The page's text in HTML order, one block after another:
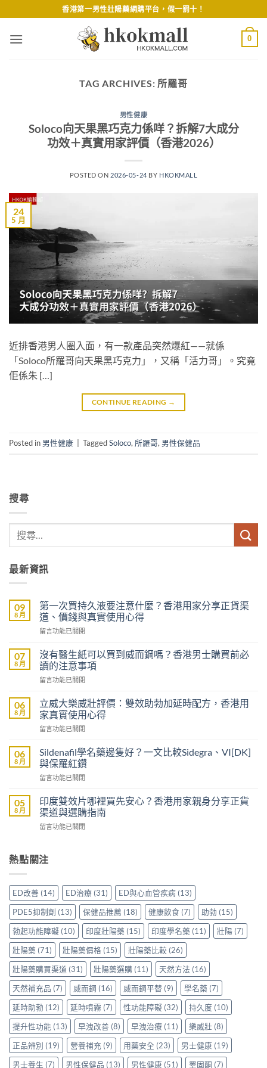
to
content
香港第一男性壯陽藥網購平台，假一罰十！
0
TAG ARCHIVES: 所羅哥
男性健康
Soloco向天果黑巧克力係咩？拆解7大成分
功效＋真實用家評價（香港2026）
POSTED ON 2026-05-24 BY HKOKMALL
24
5 月
近排香港男人圈入面，有一款產品突然爆紅——就係
「Soloco所羅哥向天果黑巧克力」，又稱「活力哥」。究竟
佢係朱 […]
CONTINUE READING →
Posted in 男性健康 TaggedSoloco,所羅哥, 男性保健品
搜尋
最新資訊
09
8 月
第一次買持久液要注意什麼？香港用家分享正貨渠
道、價錢與真實使用心得
在
一
次
買
持
液
要
注
意
麼？
香
用
分
享
正
道、
價
與
真
實
使
用
心
得〉
中
留言功能已關閉
07
8 月
沒有醫生紙可以買到威而鋼嗎？香港男士購買前必
讀的注意事項
在
有
醫
生
紙
以
買
到
威
鋼
嗎？
港
購
必
讀
的
注
意
事
項〉
中
留言功能已關閉
06
8 月
立威大樂威壯評價：雙效助勃加延時配方，香港用
家真實使用心得
在
威
大
樂
威
評
價：
雙
效
加
配
方，
香
港
用
家
真
實
使
用
心
得〉
中
留言功能已關閉
06
8 月
Sildenafil學名藥邊隻好？一文比較Sidegra、VI[DK]
與保羅紅鑽
在
學
名
藥
邊
一
較
Sidegra、
VI[DK]
與
保
羅
紅
鑽〉
中
留言功能已關閉
05
8 月
印度雙效片哪裡買先安心？香港用家親身分享正貨
渠道與選購指南
在
雙
效
哪
裡
買
先
安
心？
香
港
用
家
親
身
分
享
正
貨
渠
道
留言功能已關閉
熱點關注
ED改善 (14) ED治療 (31) ED與心血管疾病 (13)
PDE5抑制劑 (13) 保健品推薦 (18) 健康飲食 (7) 助勃 (15)
勃起功能障礙 (10) 印度壯陽藥 (15) 印度學名藥 (11) 壯陽 (7)
壯陽藥 (71) 壯陽藥價格 (15) 壯陽藥比較 (26)
壯陽藥購買渠道 (31) 壯陽藥選購 (11) 天然方法 (16)
天然補充品 (7) 威而鋼 (16) 威而鋼平替 (9) 學名藥 (7)
延時助勃 (12) 延時噴霧 (7) 性功能障礙 (32) 持久度 (10)
提升性功能 (13) 早洩改善 (8) 早洩治療 (11) 樂威壯 (8)
正品辨別 (19) 營養補充 (9) 用藥安全 (23) 男士健康 (19)
男士養生 (7) 男性保健品 (13) 男性健康 (51) 睪固酮 (7)